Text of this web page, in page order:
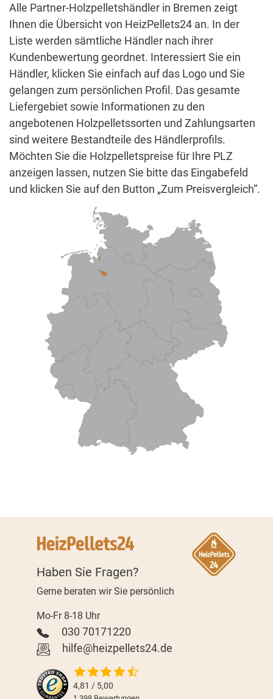
Alle Partner-Holzpelletshändler in Bremen zeigt
Ihnen die Übersicht von HeizPellets24 an. In der
Liste werden sämtliche Händler nach ihrer
Kundenbewertung geordnet. Interessiert Sie ein
Händler, klicken Sie einfach auf das Logo und Sie
gelangen zum persönlichen Profil. Das gesamte
Liefergebiet sowie Informationen zu den
angebotenen Holzpelletssorten und Zahlungsarten
sind weitere Bestandteile des Händlerprofils.
Möchten Sie die Holzpelletspreise für Ihre PLZ
anzeigen lassen, nutzen Sie bitte das Eingabefeld
und klicken Sie auf den Button „Zum Preisvergleich“.
Haben Sie Fragen?
Gerne beraten wir Sie persönlich
Mo-Fr 8-18 Uhr
030 70171220
hilfe@heizpellets24.de
4,81 / 5,00